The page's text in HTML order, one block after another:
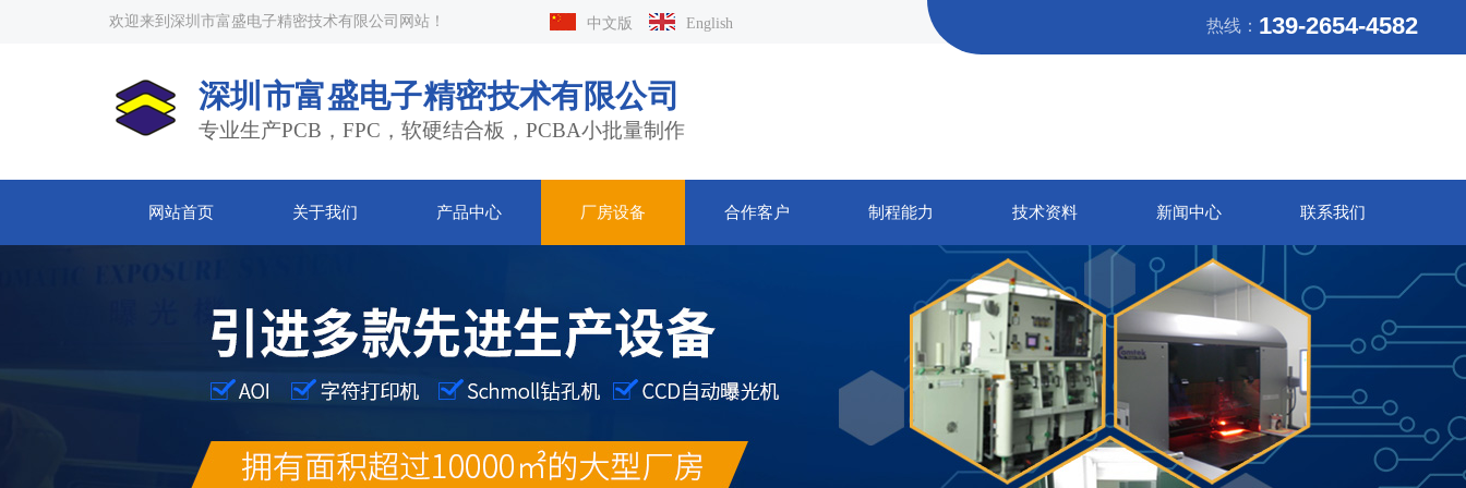
欢迎来到深圳市富盛电子精密技术有限公司网站！ 中文版 English 热线： 139-2654-4582
深圳市富盛电子精密技术有限公司
专业生产PCB，FPC，软硬结合板，PCBA小批量制作
网站首页 关于我们 产品中心 厂房设备 合作客户 制程能力 技术资料 新闻中心 联系我们